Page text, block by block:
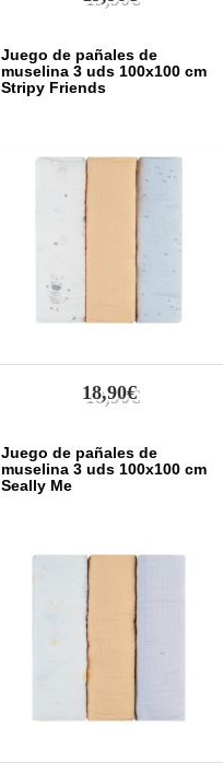
Juego de pañales de
muselina 3 uds 100x100 cm
Stripy Friends
18,90€
Juego de pañales de
muselina 3 uds 100x100 cm
Seally Me